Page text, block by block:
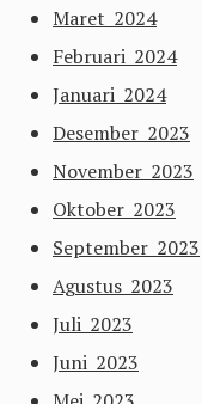
Maret 2024
Februari 2024
Januari 2024
Desember 2023
November 2023
Oktober 2023
September 2023
Agustus 2023
Juli 2023
Juni 2023